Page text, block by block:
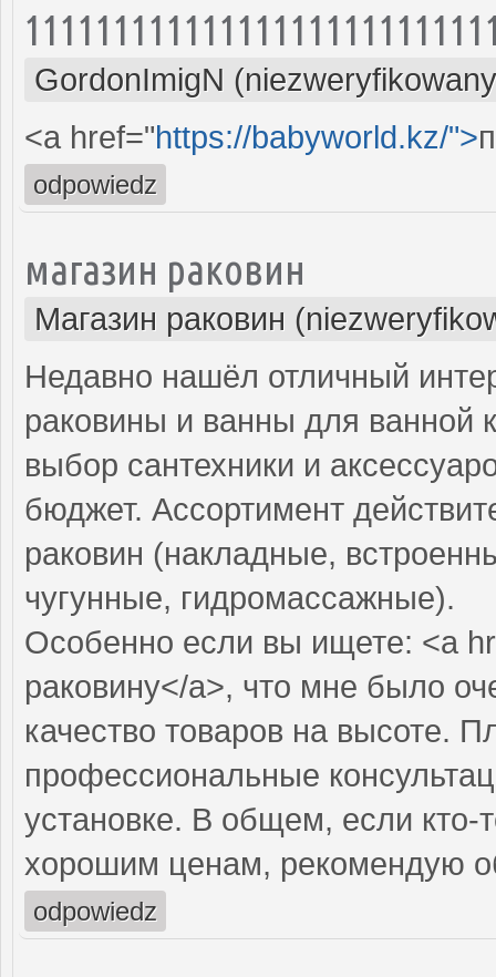
GordonImigN
<a href="https://babyworld.kz/">
odpowiedz
магазин раковин
Магазин раковин
Недавно нашёл отличный
раковины и ванны для ванной
выбор сантехники и
бюджет. Ассортимент
раковин (накладные,
чугунные, гидромассажные).
Особенно если вы ищете: <a
раковину</a>, что мне было
качество товаров на высоте.
профессиональные
установке. В общем, если кто-
хорошим ценам, рекомендую
odpowiedz